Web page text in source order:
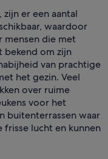
er een aantal
waardoor
mensen die met
bekend om zijn
van prachtige
het gezin. Veel
over ruime
voor het
buitenterrassen waar
frisse lucht en kunnen